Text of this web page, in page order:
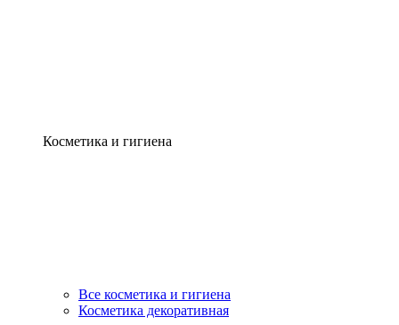
Косметика и гигиена
Все косметика и гигиена
Косметика декоративная